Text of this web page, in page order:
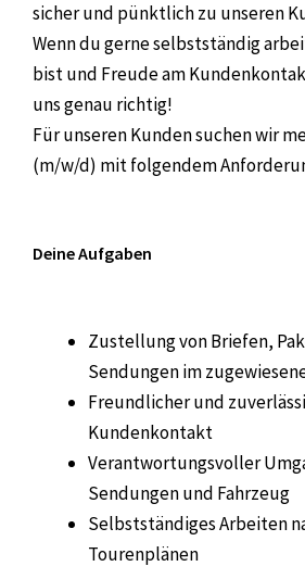
sicher und pünktlich zu unseren
Wenn du gerne selbstständig
bist und Freude am
uns genau richtig!
Für unseren Kunden suchen wir
(m/w/d) mit folgendem
Deine Aufgaben
Zustellung von Briefen,
Sendungen im
Freundlicher und
Kundenkontakt
Verantwortungsvoller
Sendungen und Fahrzeug
Selbstständiges Arbeiten
Tourenplänen